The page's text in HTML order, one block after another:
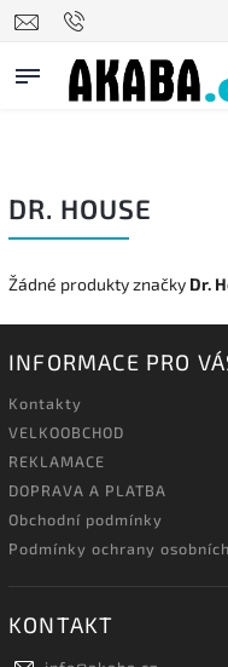
PODNIKŮM A
DR. HOUSE
Žádné produkty značky Dr.
INFORMACE PRO
Kontakty
VELKOOBCHOD
REKLAMACE
DOPRAVA A PLATBA
Obchodní podmínky
Podmínky ochrany
KONTAKT